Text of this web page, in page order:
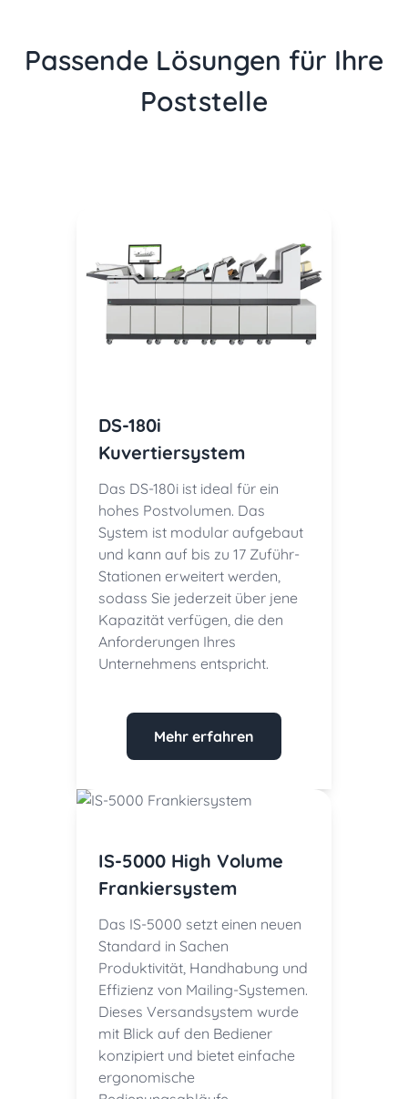
Passende Lösungen für Ihre
Poststelle
DS-180i
Kuvertiersystem
Das DS-180i ist ideal für ein
hohes Postvolumen. Das
System ist modular aufgebaut
und kann auf bis zu 17 Zuführ-
Stationen erweitert werden,
sodass Sie jederzeit über jene
Kapazität verfügen, die den
Anforderungen Ihres
Unternehmens entspricht.
Mehr erfahren
IS-5000 High Volume
Frankiersystem
Das IS-5000 setzt einen neuen
Standard in Sachen
Produktivität, Handhabung und
Effizienz von Mailing-Systemen.
Dieses Versandsystem wurde
mit Blick auf den Bediener
konzipiert und bietet einfache
ergonomische